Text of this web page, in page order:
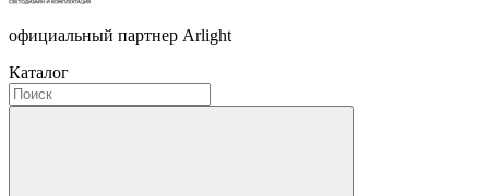
официальный партнер Arlight
Каталог